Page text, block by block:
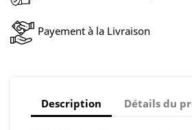
Payement à la Livraison
Description Détails du